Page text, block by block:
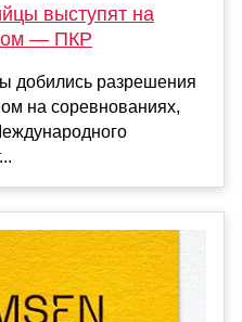
выступят на
— ПКР
добились разрешения
на соревнованиях,